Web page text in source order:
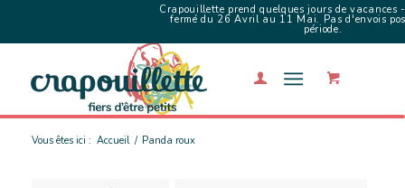
Crapouillette prend quelques jours de vacances
fermé du 26 Avril au 11 Mai. Pas d'envois
période.
Vous êtes ici : Accueil / Panda roux